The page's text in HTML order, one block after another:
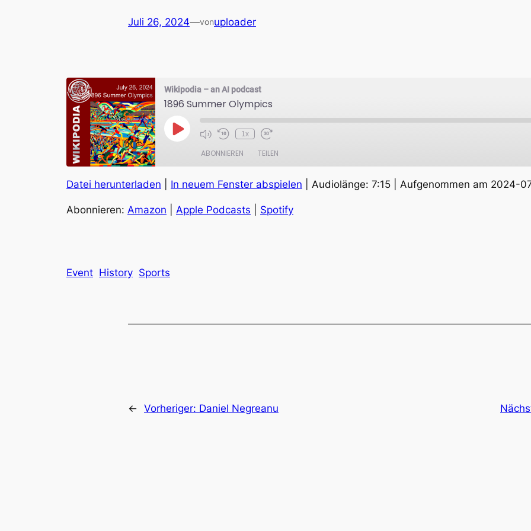
Juli 26, 2024—vonuploader
Wikipodia – an AI podcast
1896 Summer Olympics
Play
Episode
1x
ABONNIEREN TEILEN
Amazon Apple Podcasts
RSS FEED
TEILEN
LINK
Datei herunterladen In neuem Fenster abspielen Audiolänge: 7:15 Aufgenommen am 2024-
Abonnieren: Amazon Apple Podcasts Spotify
Event History Sports
← Vorheriger: Daniel Negreanu